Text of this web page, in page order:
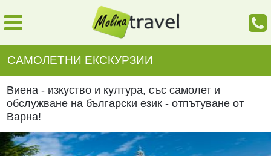
САМОЛЕТНИ ЕКСКУРЗИИ
Виена - изкуство и култура, със самолет и
обслужване на български език - отпътуване от
Варна!